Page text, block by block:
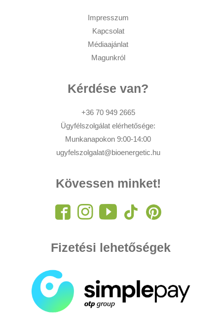
Impresszum
Kapcsolat
Médiaajánlat
Magunkról
Kérdése van?
+36 70 949 2665
Ügyfélszolgálat elérhetősége:
Munkanapokon 9:00-14:00
ugyfelszolgalat@bioenergetic.hu
Kövessen minket!
Fizetési lehetőségek